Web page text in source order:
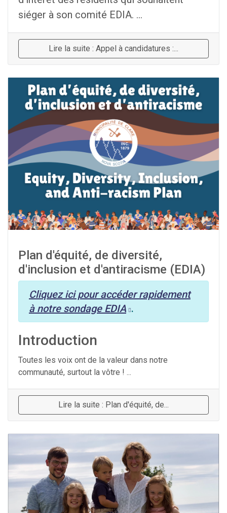
siéger à son comité EDIA. ...
Lire la suite : Appel à candidatures :...
Plan d'équité, de diversité,
d'inclusion et d'antiracisme (EDIA)
Cliquez ici pour accéder rapidement
à notre sondage EDIA .
Introduction
Toutes les voix ont de la valeur dans notre
communauté, surtout la vôtre ! ...
Lire la suite : Plan d'équité, de...